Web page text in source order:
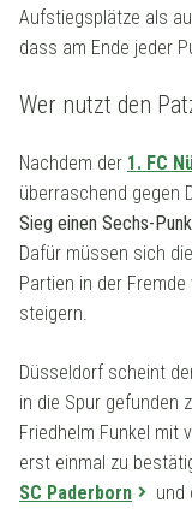
Aufstiegsplätze als
dass am Ende jeder
Wer nutzt den
Nachdem der 1. FC
überraschend gegen
Sieg einen Sechs-
Dafür müssen sich
Partien in der
steigern.
Düsseldorf scheint
in die Spur gefunden
Friedhelm Funkel mit
erst einmal zu
SC Paderborn
und